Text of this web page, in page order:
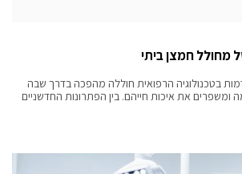
מחולל חמצן ביתי
בטכנולוגיה הרפואית חוללה מהפכה בדרך שבה
ומשפרים את איכות חייהם. בין הפתרונות החדשניים